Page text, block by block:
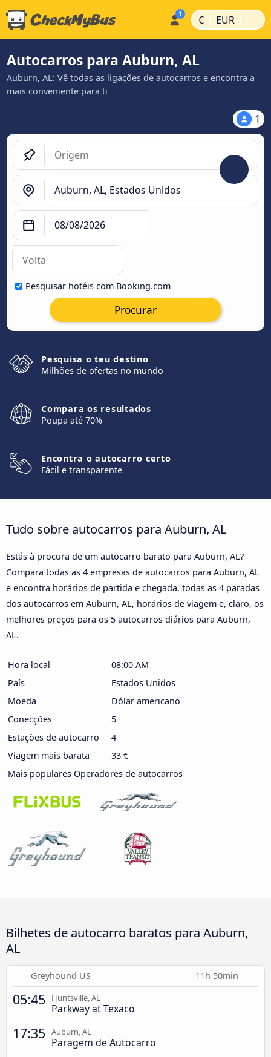
€ | EUR |
Autocarros para Auburn, AL
Auburn, AL: Vê todas as ligações de autocarros e encontra a
mais conveniente para ti
1
Pesquisar hotéis com Booking.com
Procurar
Pesquisa o teu destino
Milhões de ofertas no mundo
Compara os resultados
Poupa até 70%
Encontra o autocarro certo
Fácil e transparente
Tudo sobre autocarros para Auburn, AL
Estás à procura de um autocarro barato para Auburn, AL?
Compara todas as 4 empresas de autocarros para Auburn, AL
e encontra horários de partida e chegada, todas as 4 paradas
dos autocarros em Auburn, AL, horários de viagem e, claro, os
melhores preços para os 5 autocarros diários para Auburn,
AL.
Hora local
08:00 AM
País
Estados Unidos
Moeda
Dólar americano
Conecções
5
Estações de autocarro
4
Viagem mais barata
33 €
Mais populares Operadores de autocarros
Bilhetes de autocarro baratos para Auburn,
AL
Greyhound US 11h 50min
05:45 Huntsville, AL
Parkway at Texaco
17:35 Auburn, AL
Paragem de Autocarro